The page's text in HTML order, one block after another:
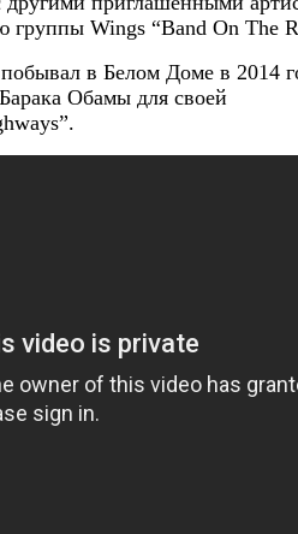
группы Wings “Band On The
в Белом Доме в 2014
Обамы для своей